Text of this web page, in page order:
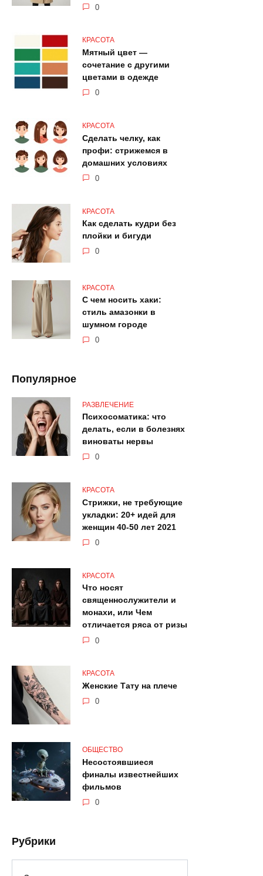
0
КРАСОТА
Мятный цвет —
сочетание с другими
цветами в одежде
0
КРАСОТА
Сделать челку, как
профи: стрижемся в
домашних условиях
0
КРАСОТА
Как сделать кудри без
плойки и бигуди
0
КРАСОТА
С чем носить хаки:
стиль амазонки в
шумном городе
0
Популярное
РАЗВЛЕЧЕНИЕ
Психосоматика: что
делать, если в болезнях
виноваты нервы
0
КРАСОТА
Стрижки, не требующие
укладки: 20+ идей для
женщин 40-50 лет 2021
0
КРАСОТА
Что носят
священнослужители и
монахи, или Чем
отличается ряса от ризы
0
КРАСОТА
Женские Тату на плече
0
ОБЩЕСТВО
Несостоявшиеся
финалы известнейших
фильмов
0
Рубрики